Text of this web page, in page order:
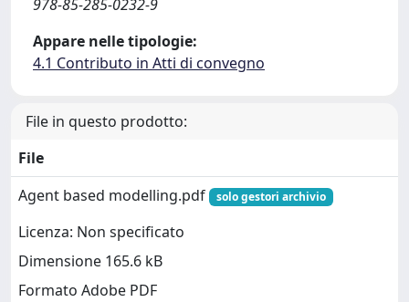
978-85-285-0232-9
Appare nelle tipologie:
4.1 Contributo in Atti di convegno
File in questo prodotto:
File
Agent based modelling.pdf
solo gestori archivio
Licenza: Non specificato
Dimensione 165.6 kB
Formato Adobe PDF